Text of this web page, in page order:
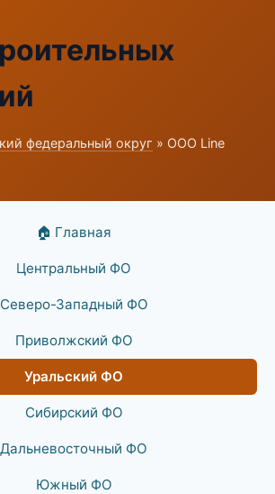
федеральный округ » ООО Line
🏠 Главная
Центральный ФО
Северо-Западный ФО
Приволжский ФО
Уральский ФО
Сибирский ФО
Дальневосточный ФО
Южный ФО